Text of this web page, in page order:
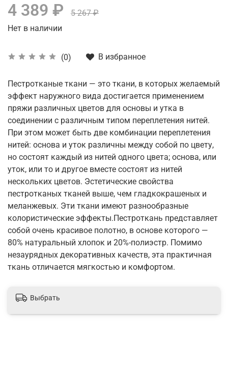
(0) В избранное
4 389 ₽
5 267 ₽
Нет в наличии
Пестротканые ткани — это ткани, в которых желаемый
эффект наружного вида достигается применением
пряжи различных цветов для основы и утка в
соединении с различным типом переплетения нитей.
При этом может быть две комбинации переплетения
нитей: основа и уток различны между собой по цвету,
но состоят каждый из нитей одного цвета; основа, или
уток, или то и другое вместе состоят из нитей
нескольких цветов. Эстетические свойства
пестротканых тканей выше, чем гладкокрашеных и
меланжевых. Эти ткани имеют разнообразные
колористические эффекты.Пестроткань представляет
собой очень красивое полотно, в основе которого —
80% натуральный хлопок и 20%-полиэстр. Помимо
незаурядных декоративных качеств, эта практичная
ткань отличается мягкостью и комфортом.
Выбрать